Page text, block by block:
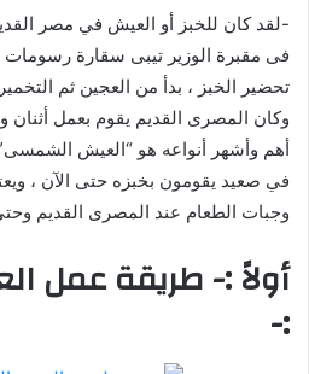
-لقد كان للخبز أو العيش في مصر
فى مقبرة الوزير تيبى سقارة
تحضير الخبز ، بدأ من العجين ثم
وكان المصرى القديم يقوم بعمل أثنان
أهم وأشهر أنواعه هو “العيش الشمسى”
في صعيد يقومون بخبزه حتى الآن ،
وجبات الطعام عند المصرى القديم
أولاً :- طريقة عمل
:-